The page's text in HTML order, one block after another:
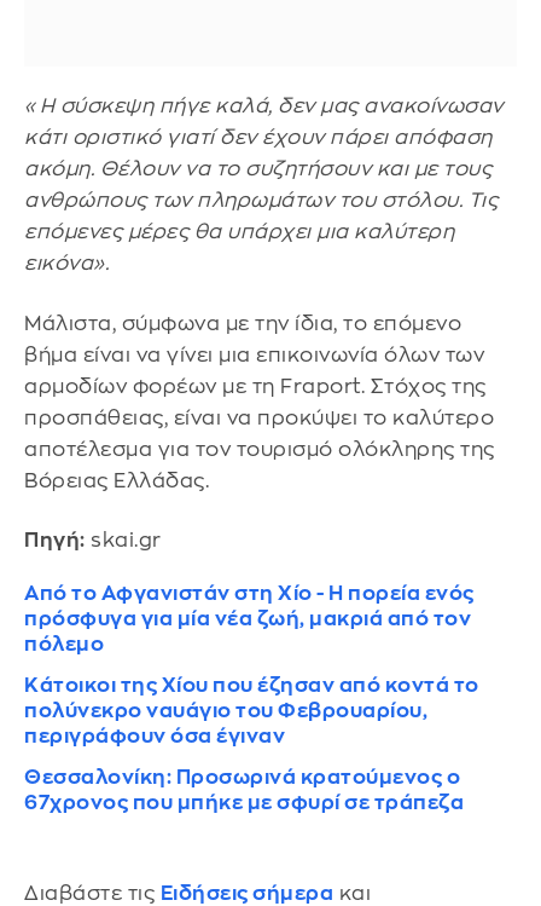
«Η σύσκεψη πήγε καλά, δεν μας ανακοίνωσαν
κάτι οριστικό γιατί δεν έχουν πάρει απόφαση
ακόμη. Θέλουν να το συζητήσουν και με τους
ανθρώπους των πληρωμάτων του στόλου. Τις
επόμενες μέρες θα υπάρχει μια καλύτερη
εικόνα».
Μάλιστα, σύμφωνα με την ίδια, το επόμενο
βήμα είναι να γίνει μια επικοινωνία όλων των
αρμοδίων φορέων με τη Fraport. Στόχος της
προσπάθειας, είναι να προκύψει το καλύτερο
αποτέλεσμα για τον τουρισμό ολόκληρης της
Βόρειας Ελλάδας.
Πηγή: skai.gr
Από το Αφγανιστάν στη Χίο - Η πορεία ενός
πρόσφυγα για μία νέα ζωή, μακριά από τον
πόλεμο
Κάτοικοι της Χίου που έζησαν από κοντά το
πολύνεκρο ναυάγιο του Φεβρουαρίου,
περιγράφουν όσα έγιναν
Θεσσαλονίκη: Προσωρινά κρατούμενος ο
67χρονος που μπήκε με σφυρί σε τράπεζα
Διαβάστε τις Ειδήσεις σήμερα και